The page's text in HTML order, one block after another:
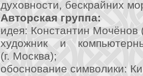
духовности, бескрайних
Авторская группа:
идея: Константин Мочёнов
художник и
(г. Москва);
обоснование символики: